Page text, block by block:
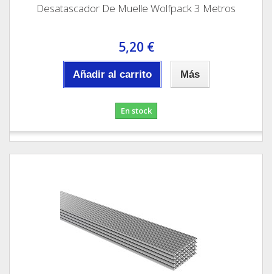
Desatascador De Muelle Wolfpack 3 Metros
5,20 €
Añadir al carrito Más
En stock